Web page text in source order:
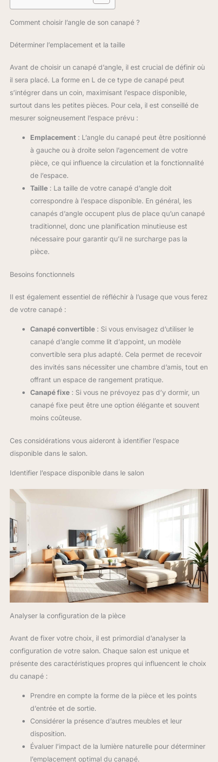
Comment choisir l’angle de son canapé ?
Déterminer l’emplacement et la taille
Avant de choisir un canapé d’angle, il est crucial de définir où
il sera placé. La forme en L de ce type de canapé peut
s’intégrer dans un coin, maximisant l’espace disponible,
surtout dans les petites pièces. Pour cela, il est conseillé de
mesurer soigneusement l’espace prévu :
Emplacement : L’angle du canapé peut être positionné
à gauche ou à droite selon l’agencement de votre
pièce, ce qui influence la circulation et la fonctionnalité
de l’espace.
Taille : La taille de votre canapé d’angle doit
correspondre à l’espace disponible. En général, les
canapés d’angle occupent plus de place qu’un canapé
traditionnel, donc une planification minutieuse est
nécessaire pour garantir qu’il ne surcharge pas la
pièce.
Besoins fonctionnels
Il est également essentiel de réfléchir à l’usage que vous ferez
de votre canapé :
Canapé convertible : Si vous envisagez d’utiliser le
canapé d’angle comme lit d’appoint, un modèle
convertible sera plus adapté. Cela permet de recevoir
des invités sans nécessiter une chambre d’amis, tout en
offrant un espace de rangement pratique.
Canapé fixe : Si vous ne prévoyez pas d’y dormir, un
canapé fixe peut être une option élégante et souvent
moins coûteuse.
Ces considérations vous aideront à identifier l’espace
disponible dans le salon.
Identifier l’espace disponible dans le salon
Analyser la configuration de la pièce
Avant de fixer votre choix, il est primordial d’analyser la
configuration de votre salon. Chaque salon est unique et
présente des caractéristiques propres qui influencent le choix
du canapé :
Prendre en compte la forme de la pièce et les points
d’entrée et de sortie.
Considérer la présence d’autres meubles et leur
disposition.
Évaluer l’impact de la lumière naturelle pour déterminer
l’emplacement optimal du canapé.